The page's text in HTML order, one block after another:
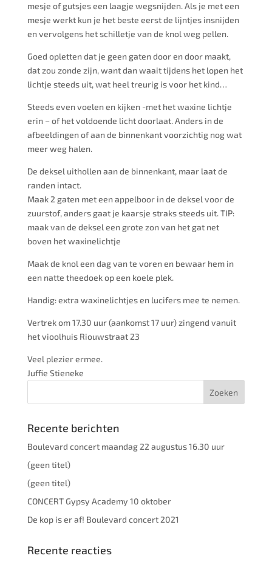
mesje of gutsjes een laagje wegsnijden. Als je met een
mesje werkt kun je het beste eerst de lijntjes insnijden
en vervolgens het schilletje van de knol weg pellen.
Goed opletten dat je geen gaten door en door maakt,
dat zou zonde zijn, want dan waait tijdens het lopen het
lichtje steeds uit, wat heel treurig is voor het kind…
Steeds even voelen en kijken -met het waxine lichtje
erin – of het voldoende licht doorlaat. Anders in de
afbeeldingen of aan de binnenkant voorzichtig nog wat
meer weg halen.
De deksel uithollen aan de binnenkant, maar laat de
randen intact.
Maak 2 gaten met een appelboor in de deksel voor de
zuurstof, anders gaat je kaarsje straks steeds uit. TIP:
maak van de deksel een grote zon van het gat net
boven het waxinelichtje
Maak de knol een dag van te voren en bewaar hem in
een natte theedoek op een koele plek.
Handig: extra waxinelichtjes en lucifers mee te nemen.
Vertrek om 17.30 uur (aankomst 17 uur) zingend vanuit
het vioolhuis Riouwstraat 23
Veel plezier ermee.
Juffie Stieneke
Recente berichten
Boulevard concert maandag 22 augustus 16.30 uur
(geen titel)
(geen titel)
CONCERT Gypsy Academy 10 oktober
De kop is er af! Boulevard concert 2021
Recente reacties